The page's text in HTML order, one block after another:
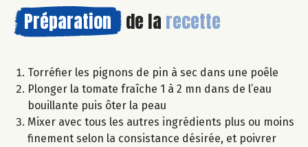
Préparation de la recette
Torréfier les pignons de pin à sec dans une poêle
Plonger la tomate fraîche 1 à 2 mn dans de l’eau
bouillante puis ôter la peau
Mixer avec tous les autres ingrédients plus ou moins
finement selon la consistance désirée, et poivrer